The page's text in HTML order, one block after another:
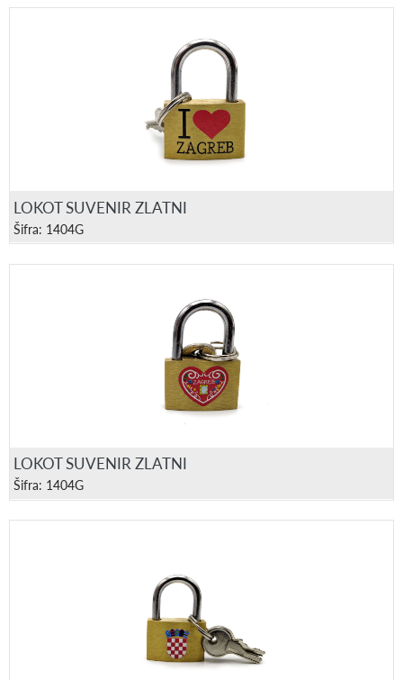
LOKOT SUVENIR ZLATNI
Šifra: 1404G
LOKOT SUVENIR ZLATNI
Šifra: 1404G